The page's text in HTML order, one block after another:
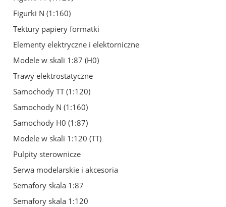
Figurki N (1:160)
Tektury papiery formatki
Elementy elektryczne i elektorniczne
Modele w skali 1:87 (H0)
Trawy elektrostatyczne
Samochody TT (1:120)
Samochody N (1:160)
Samochody H0 (1:87)
Modele w skali 1:120 (TT)
Pulpity sterownicze
Serwa modelarskie i akcesoria
Semafory skala 1:87
Semafory skala 1:120